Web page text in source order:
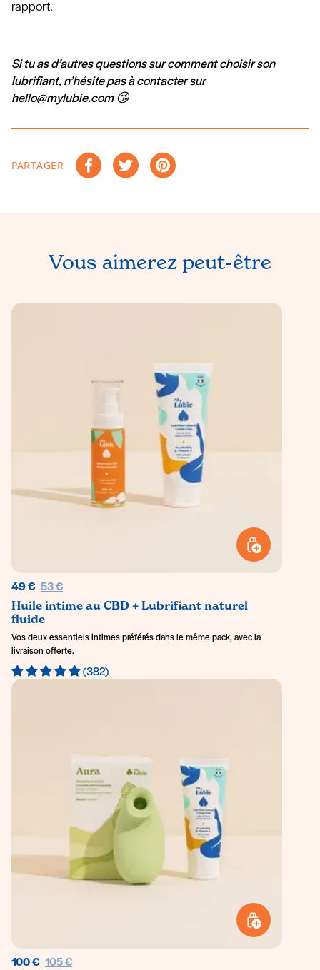
rapport.
Si tu as d’autres questions sur comment choisir son
lubrifiant, n’hésite pas à contacter sur
hello@mylubie.com 😘
PARTAGER Partager sur Facebook
Tweeter sur TwitterÉpingler sur Pinterest
Vous aimerez peut-être
AJOUTER AU
49 € Prix régulier
53 €
Huile intime au CBD + Lubrifiant naturel
fluide
Vos deux essentiels intimes préférés dans le même pack, avec la
livraison offerte.
(382)
AJOUTER AU
100 € Prix régulier
105 €